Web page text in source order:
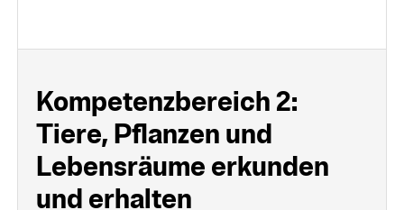
Kompetenz­bereich 2:
Tiere, Pflan­zen und
Lebens­räume er­kunden
und er­halten